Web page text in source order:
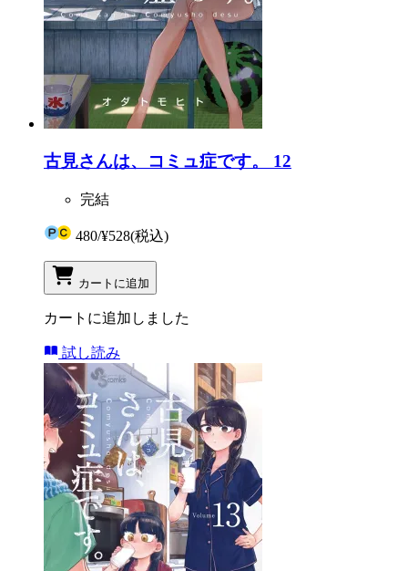
古見さんは、コミュ症です。 12
完結
480/¥528(税込)
カートに追加
カートに追加しました
試し読み